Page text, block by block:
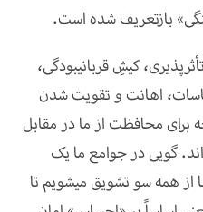
بازتعریف شده است.
کیشِ قربانی­بودگی،
اهانت و تقویت شدن
محافظت از ما در مقابل
گویی در جوامع ما یک
همه سو تشویق می­شویم تا